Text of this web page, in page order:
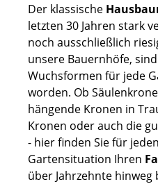
Der klassische
letzten 30 Jahren stark
noch ausschließlich
unsere Bauernhöfe,
Wuchsformen für jede
worden. Ob
hängende Kronen in
Kronen oder auch die
- hier finden Sie für
Gartensituation Ihren
über Jahrzehnte hinweg